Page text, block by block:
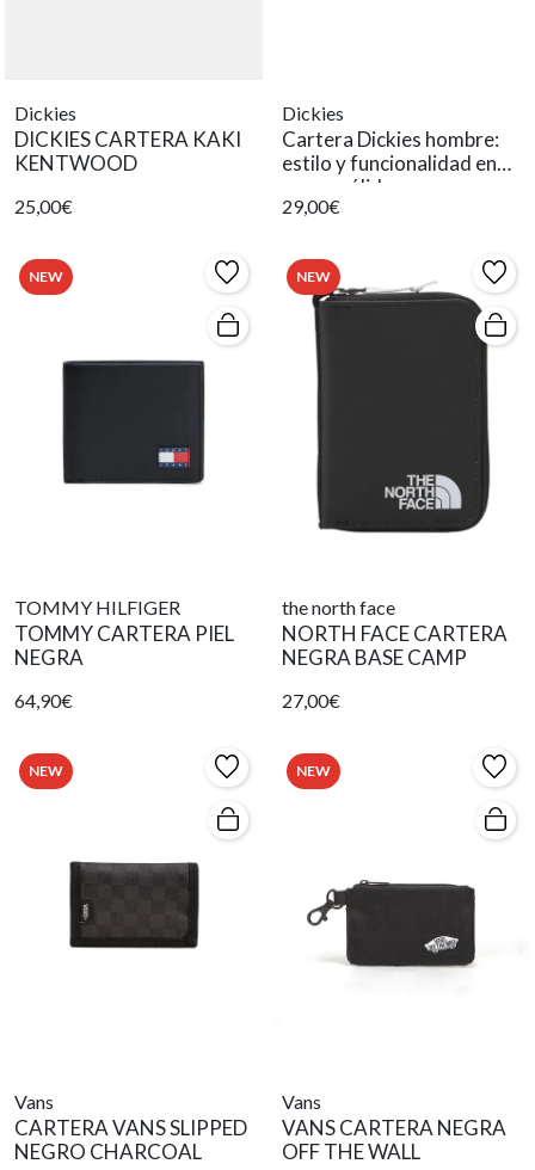
Dickies
DICKIES CARTERA KAKI
KENTWOOD
25,00€
Dickies
Cartera Dickies hombre:
estilo y funcionalidad en
negro sólido
29,00€
NEW
TOMMY HILFIGER
TOMMY CARTERA PIEL
NEGRA
64,90€
NEW
the north face
NORTH FACE CARTERA
NEGRA BASE CAMP
27,00€
NEW
Vans
CARTERA VANS SLIPPED
NEGRO CHARCOAL
NEW
Vans
VANS CARTERA NEGRA
OFF THE WALL